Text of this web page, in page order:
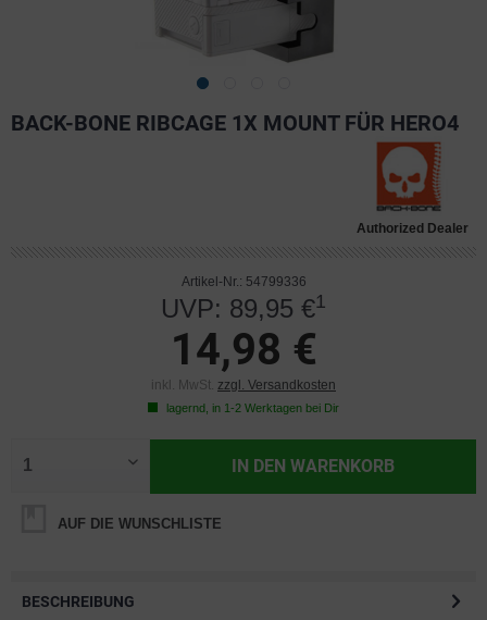
BACK-BONE RIBCAGE 1X MOUNT FÜR HERO4
Authorized Dealer
Artikel-Nr.: 54799336
UVP: 89,95 €1
14,98 €
inkl. MwSt. zzgl. Versandkosten
lagernd, in 1-2 Werktagen bei Dir
IN DEN WARENKORB
AUF DIE WUNSCHLISTE
BESCHREIBUNG